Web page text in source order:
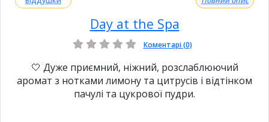
Day at the Spa
Коментарі (0)
🤍 Дуже приємний, ніжний, розслаблюючий
аромат з нотками лимону та цитрусів і відтінком
пачулі та цукрової пудри.